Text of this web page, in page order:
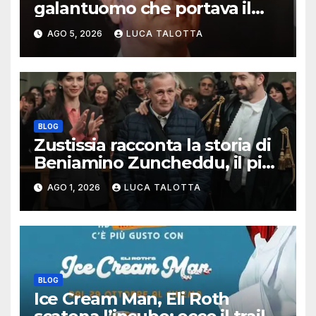
galantuomo che portava il
cinema dove non c’era
AGO 5, 2026 LUCA TALOTTA
BLOG
Zustissia racconta la storia di
Beniamino Zuncheddu, il più
lungo errore giudiziario della
storia italiana
AGO 1, 2026 LUCA TALOTTA
BLOG
Ice Cream Man, Eli Roth